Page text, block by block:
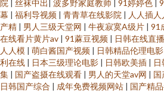
院 | 丝袜中出| 波多野家庭教师 | 91婷婷色 |
幕 | 福利导视频 | 青青草在线影院 | 人人插人
产精 | 男人三级天堂网 | 牛夜寂寞A级片 | 91
在线看片黄片av | 91蔴豆视频 | 日韩在线直播
人人模 | 萌白酱国产视频 | 日韩精品伦理电影
利在线 | 日本三级理论电影 | 日韩欧美插 |
集 | 国产盗摄在线观看 | 男人的天堂av网 | 国
日韩国产综合 | 成年免费视频网站 | 国产精